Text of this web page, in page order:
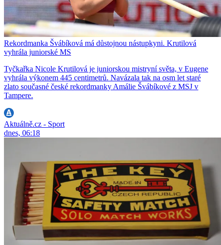
Rekordmanka Švábíková má důstojnou nástupkyni. Krutilová
vyhrála juniorské MS
Tyčkařka Nicole Krutilová je juniorskou mistryní světa, v Eugene
vyhrála výkonem 445 centimetrů. Navázala tak na osm let staré
zlato současné české rekordmanky Amálie Švábíkové z MSJ v
Tampere.
Aktuálně.cz - Sport
dnes, 06:18